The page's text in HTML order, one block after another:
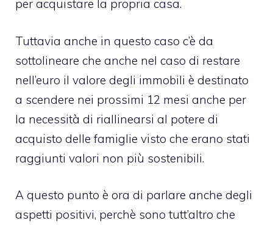
per acquistare la propria casa.
Tuttavia anche in questo caso c’è da
sottolineare che anche nel caso di restare
nell’euro il valore degli immobili è destinato
a scendere nei prossimi 12 mesi anche per
la necessità di riallinearsi al potere di
acquisto delle famiglie visto che erano stati
raggiunti valori non più sostenibili.
A questo punto è ora di parlare anche degli
aspetti positivi, perchè sono tutt’altro che